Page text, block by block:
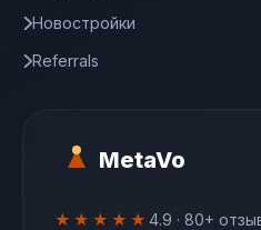
MetaVo
★★★★★ 4.9 · 80+
Новостройки
Referrals